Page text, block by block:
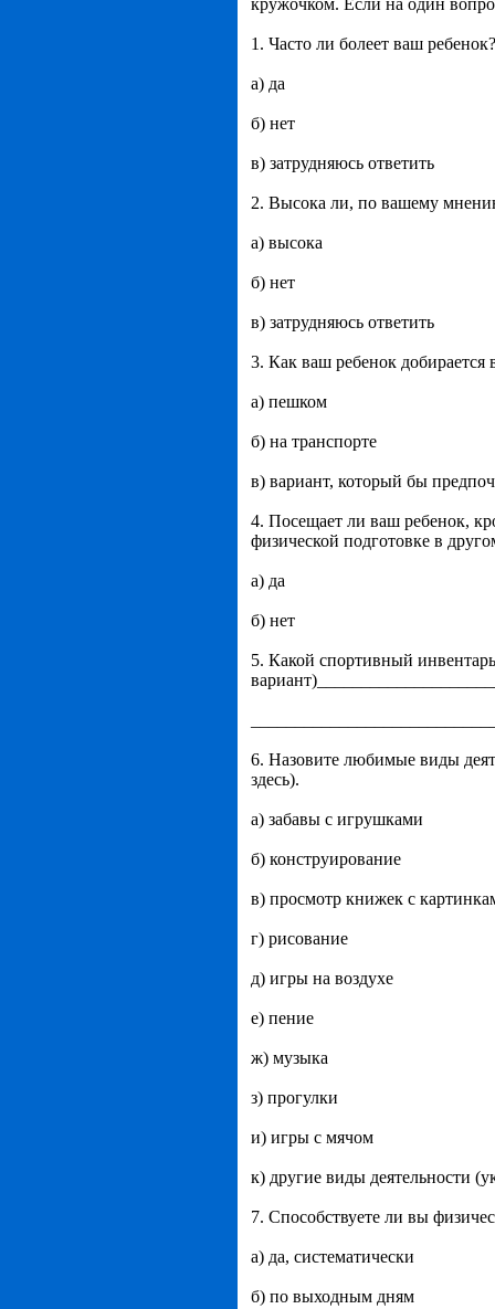
кружочком. Если на один
1. Часто ли болеет ваш ребенок?
а) да
б) нет
в) затрудняюсь ответить
2. Высока ли, по вашему
а) высока
б) нет
в) затрудняюсь ответить
3. Как ваш ребенок добирается
а) пешком
б) на транспорте
в) вариант, который бы
4. Посещает ли ваш ребенок,
физической подготовке в
а) да
б) нет
5. Какой спортивный
6. Назовите любимые виды
здесь).
а) забавы с игрушками
б) конструирование
в) просмотр книжек с
г) рисование
д) игры на воздухе
е) пение
ж) музыка
з) прогулки
и) игры с мячом
к) другие виды деятельности
7. Способствуете ли вы
а) да, систематически
б) по выходным дням